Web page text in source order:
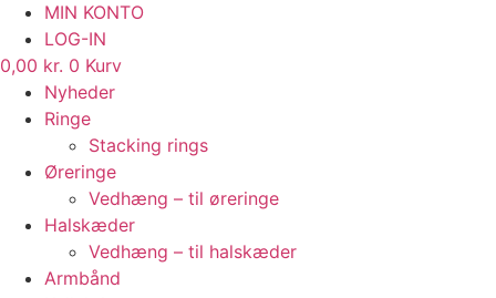
MIN KONTO
LOG-IN
0,00 kr. 0 Kurv
Nyheder
Ringe
Stacking rings
Øreringe
Vedhæng – til øreringe
Halskæder
Vedhæng – til halskæder
Armbånd